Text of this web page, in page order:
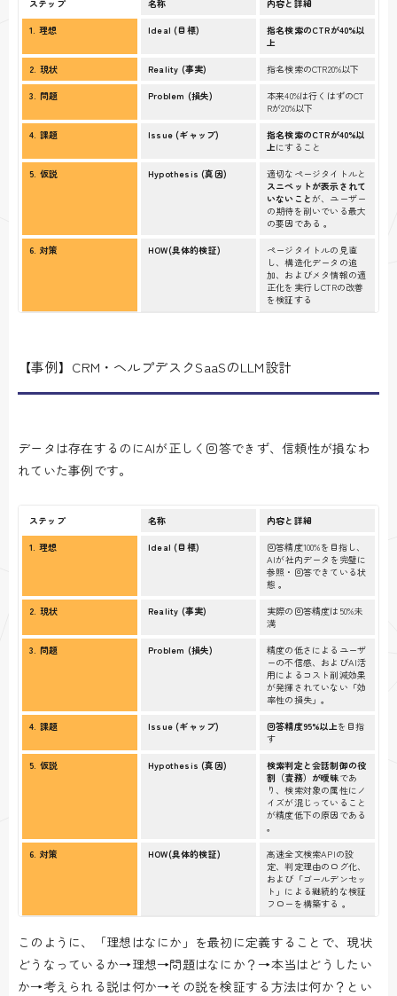
ステップ 名称
内容と詳細
1. 理想
Ideal (目標)
指名検索のCTRが40%以
上
2. 現状
Reality (事実)
指名検索のCTR20%以下
3. 問題
Problem (損失)
本来40%は行くはずのCT
Rが20%以下
4. 課題
Issue (ギャップ)
指名検索のCTRが40%以
上にすること
5. 仮説
Hypothesis (真因)
適切なページタイトルと
スニペットが表示されて
いないこと が、ユーザー
の期待を削いでいる最大
の要因である 。
6. 対策
HOW(具体的検証)
ページタイトルの見直
し、構造化データの追
加、およびメタ情報の適
正化を実行しCTRの改善
を検証する
【事例】CRM・ヘルプデスクSaaSのLLM設計
データは存在するのにAIが正しく回答できず、信頼性が損なわ
れていた事例です。
ステップ 名称
内容と詳細
1. 理想
Ideal (目標)
回答精度100%を目指し、
AIが社内データを完璧に
参照・回答できている状
態 。
2. 現状
Reality (事実)
実際の回答精度は50%未
満
3. 問題
Problem (損失)
精度の低さによるユーザ
ーの不信感、およびAI活
用によるコスト削減効果
が発揮されていない「効
率性の損失」。
4. 課題
Issue (ギャップ) 回答精度95%以上を目指
す
5. 仮説
Hypothesis (真因)
検索判定と会話制御の役
割（責務）が曖昧であ
り、検索対象の属性にノ
イズが混じっていること
が精度低下の原因である
。
6. 対策
HOW(具体的検証)
高速全文検索APIの設
定、判定理由のログ化、
および「ゴールデンセッ
ト」による継続的な検証
フローを構築する 。
このように、「理想はなにか」を最初に定義することで、現状
どうなっているか→理想→問題はなにか？→本当はどうしたい
か→考えられる説は何か→その説を検証する方法は何か？とい